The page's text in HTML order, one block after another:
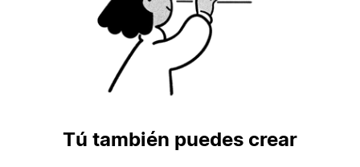
Tú también puedes crear